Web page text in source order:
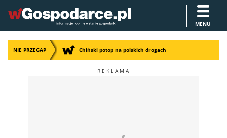
MENU
NIE PRZEGAP Chiński potop na polskich drogach